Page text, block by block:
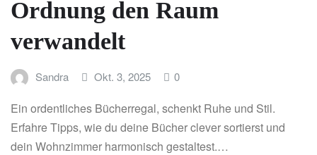
Ordnung den Raum
verwandelt
Sandra Okt. 3, 2025 0
Ein ordentliches Bücherregal, schenkt Ruhe und Stil.
Erfahre Tipps, wie du deine Bücher clever sortierst und
dein Wohnzimmer harmonisch gestaltest.…